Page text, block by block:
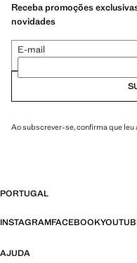
Receba promoções
novidades
E-mail
Ao subscrever-se, confirma que leu
PORTUGAL
INSTAGRAMFACEBOOK
AJUDA